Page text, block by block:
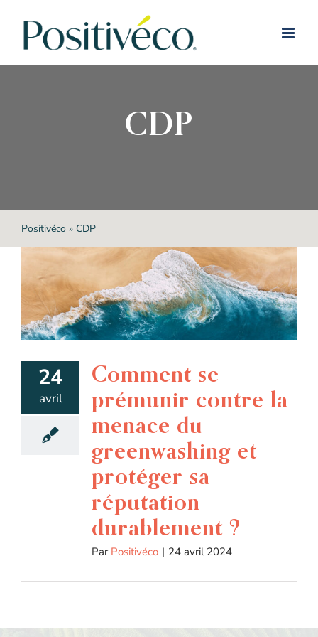
CDP
Positivéco» CDP
24
avril
Comment se
prémunir contre la
menace du
greenwashing et
protéger sa
réputation
durablement ?
Par Positivéco | 24 avril 2024